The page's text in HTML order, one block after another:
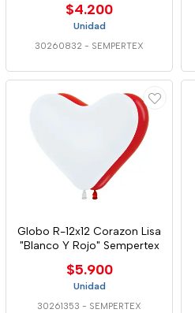
$4.200
Unidad
30260832 - SEMPERTEX
Globo R-12x12 Corazon Lisa
"Blanco Y Rojo" Sempertex
$5.900
Unidad
30261353 - SEMPERTEX